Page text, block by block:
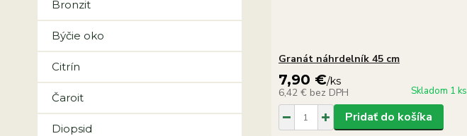
Bronzit
Býčie oko
Citrín
Čaroit
Diopsid
Granát náhrdelník 45 cm
7,90 €/ks
6,42 € bez DPH Skladom 1 ks
Pridať do košíka